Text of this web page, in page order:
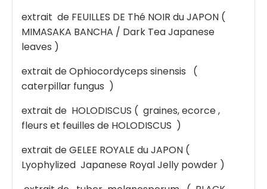
extrait de FEUILLES DE Thé NOIR du JAPON (
MIMASAKA BANCHA / Dark Tea Japanese
leaves )
extrait de Ophiocordyceps sinensis (
caterpillar fungus )
extrait de HOLODISCUS ( graines, ecorce ,
fleurs et feuilles de HOLODISCUS )
extrait de GELEE ROYALE du JAPON (
Lyophylized Japanese Royal Jelly powder )